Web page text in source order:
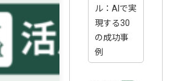
ル：AIで実
現する30
の成功事
例